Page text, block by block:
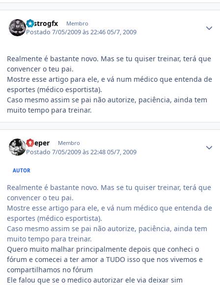
castrogfx Membro
Postado7/05/2009 às 22:4605/7, 2009
Realmente é bastante novo. Mas se tu quiser treinar, terá que
convencer o teu pai.
Mostre esse artigo para ele, e vá num médico que entenda de
esportes (médico esportista).
Caso mesmo assim se pai não autorize, paciência, ainda tem
muito tempo para treinar.
Keeper Membro
Postado7/05/2009 às 22:4805/7, 2009
AUTOR
Realmente é bastante novo. Mas se tu quiser treinar, terá que
convencer o teu pai.
Mostre esse artigo para ele, e vá num médico que entenda de
esportes (médico esportista).
Caso mesmo assim se pai não autorize, paciência, ainda tem
muito tempo para treinar.
Quero muito malhar principalmente depois que conheci o
fórum e comecei a ter amor a TUDO isso que nos vivemos e
compartilhamos no fórum
Ele falou que se o medico autorizar ele via deixar sim